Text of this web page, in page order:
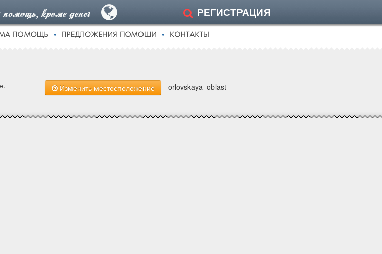
Изменить местосположение - orlovskaya_oblast
РЕГИСТРАЦИЯ